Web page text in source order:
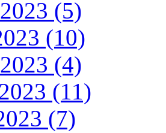
(5)
(10)
(4)
(11)
(7)